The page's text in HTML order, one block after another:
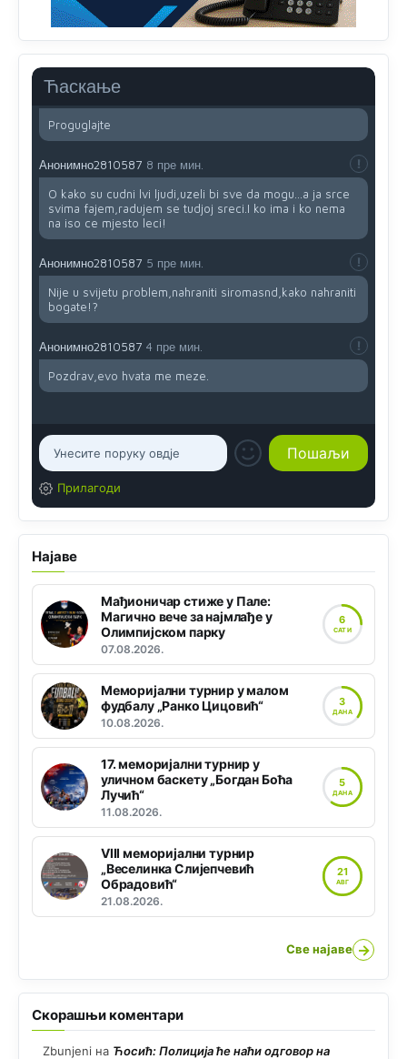
Ћаскање
Evo dasak vijetra s Romanije,neko iz publike povika,ma
pusti ih ciganija...pocetkom ovog vjeka,neko rece za
Radovana i Ratka kaki su oni srbi...i poce dalje da
besjedi znam ja dobro sta je bilo u Ag-ci...
Анонимно2810587
Proguglajte
Анонимно2810587 8 пре мин.
O kako su cudni lvi ljudi,uzeli bi sve da mogu...a ja srce
svima fajem,radujem se tudjoj sreci.I ko ima i ko nema
na iso ce mjesto leci!
Анонимно2810587 5 пре мин.
Nije u svijetu problem,nahraniti siromasnd,kako nahraniti
bogate!?
Анонимно2810587 4 пре мин.
Pozdrav,evo hvata me meze.
Прилагоди
Најаве
Мађионичар стиже у Пале:
Магично вече за најмлађе у
Олимпијском парку
07.08.2026.
6
САТИ
Меморијални турнир у малом
фудбалу „Ранко Цицовић“
10.08.2026.
3
ДАНА
17. меморијални турнир у
уличном баскету „Богдан Боћа
Лучић“
11.08.2026.
5
ДАНА
VIII меморијални турнир
„Веселинка Слијепчевић
Обрадовић“
21.08.2026.
21
АВГ
Све најаве →
Скорашњи коментари
Zbunjeni на Ћосић: Полиција ће наћи одговор на